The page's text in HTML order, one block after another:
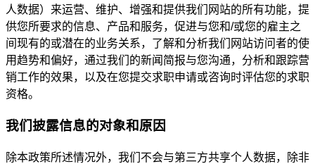
人数据）来运营、维护、增强和提供我们网站的所有功能，提
供您所要求的信息、产品和服务，促进与您和/或您的雇主之
间现有的或潜在的业务关系，了解和分析我们网站访问者的使
用趋势和偏好，通过我们的新闻简报与您沟通，分析和跟踪营
销工作的效果，以及在您提交求职申请或咨询时评估您的求职
资格。
我们披露信息的对象和原因
除本政策所述情况外，我们不会与第三方共享个人数据，除非